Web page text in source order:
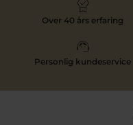
Over 40 års erfaring
Personlig kundeservice